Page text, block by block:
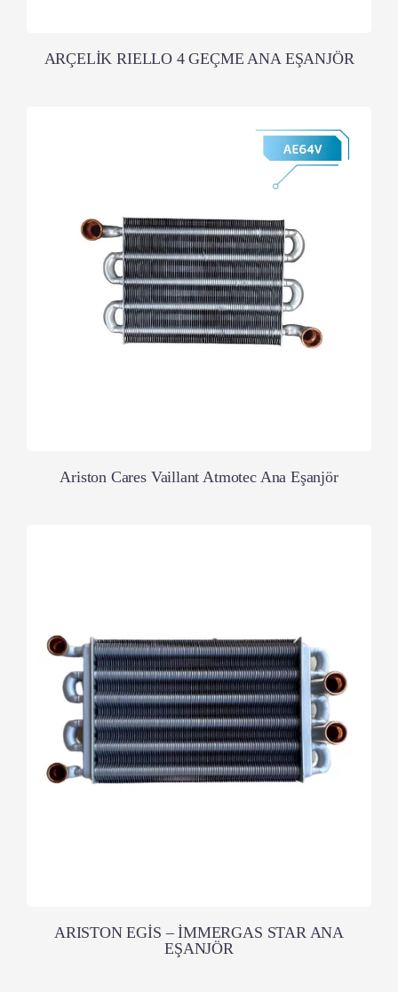
ARÇELİK RIELLO 4 GEÇME ANA EŞANJÖR
Ariston Cares Vaillant Atmotec Ana Eşanjör
ARISTON EGİS – İMMERGAS STAR ANA
EŞANJÖR